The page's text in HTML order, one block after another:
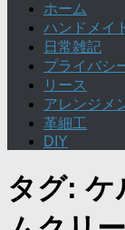
ホーム
ハンドメイ
日常雑記
プライバシ
リース
アレンジメ
革細工
DIY
タグ: ケ